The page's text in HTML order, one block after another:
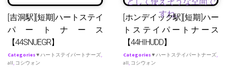
[吉洞駅][短期]ハートステイ
パートナース
【44SNUEGR】
Categories♥ ハートステイパートナーズ,
all, コシウォン
[ホンデイック駅][短期]ハー
トステイパートナース
【44HIHUDD】
Categories♥ ハートステイパートナーズ,
all, コシウォン